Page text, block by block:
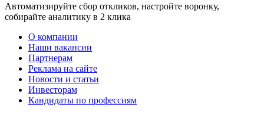
Автоматизируйте сбор откликов, настройте воронку,
собирайте аналитику в 2 клика
О компании
Наши вакансии
Партнерам
Реклама на сайте
Новости и статьи
Инвесторам
Кандидаты по профессиям